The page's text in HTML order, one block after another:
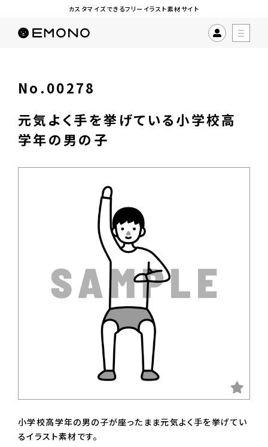
カスタマイズできるフリーイラスト素材サイト
No.00278
元気よく手を挙げている小学校高
学年の男の子
小学校高学年の男の子が座ったまま元気よく手を挙げてい
るイラスト素材です。